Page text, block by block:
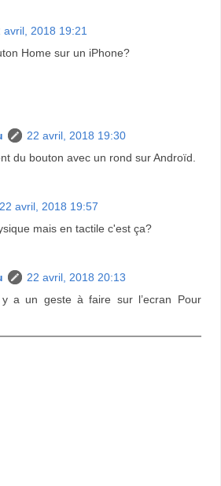
avril, 2018 19:21
Home sur un iPhone?
22 avril, 2018 19:30
du bouton avec un rond sur Androïd.
22 avril, 2018 19:57
mais en tactile c'est ça?
22 avril, 2018 20:13
a un geste à faire sur l’ecran Pour